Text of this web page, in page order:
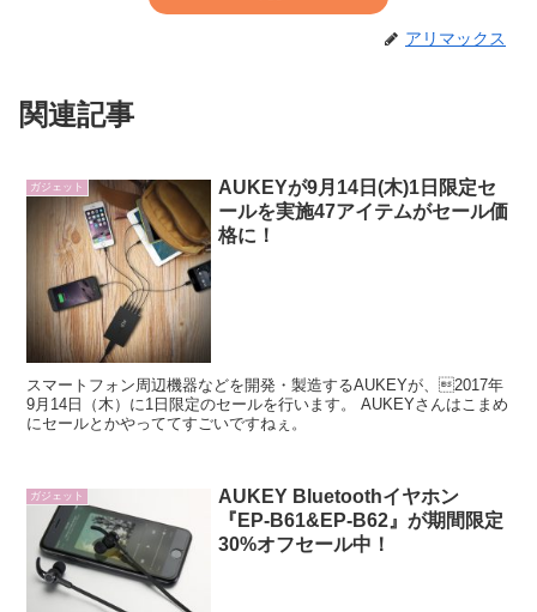
アリマックス
関連記事
ガジェット
AUKEYが9月14日(木)1日限定セ
ールを実施47アイテムがセール価
格に！
スマートフォン周辺機器などを開発・製造するAUKEYが、2017年
9月14日（木）に1日限定のセールを行います。 AUKEYさんはこまめ
にセールとかやっててすごいですねぇ。
ガジェット
AUKEY Bluetoothイヤホン
『EP-B61&EP-B62』が期間限定
30%オフセール中！